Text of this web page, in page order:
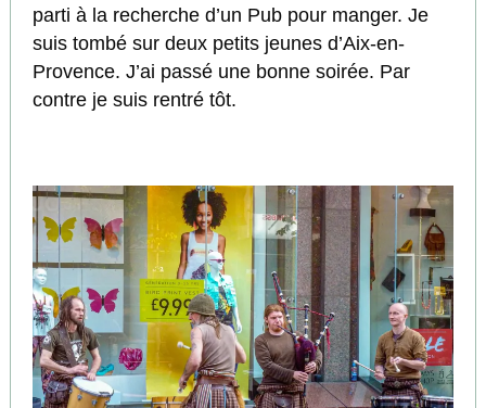
parti à la recherche d’un Pub pour manger. Je
suis tombé sur deux petits jeunes d’Aix-en-
Provence. J’ai passé une bonne soirée. Par
contre je suis rentré tôt.